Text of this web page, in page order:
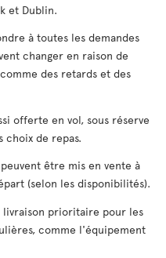
et Dublin.
à toutes les demandes
changer en raison de
des retards et des
offerte en vol, sous réserve
choix de repas.
être mis en vente à
(selon les disponibilités).
livraison prioritaire pour les
comme l'équipement